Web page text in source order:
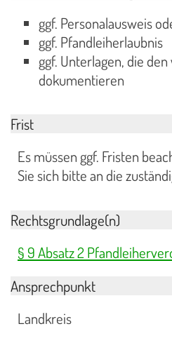
ggf. Personalausweis
ggf. Pfandleiherlaubnis
ggf. Unterlagen, die
dokumentieren
Frist
Es müssen ggf. Fristen
Sie sich bitte an die
Rechtsgrundlage(n)
§ 9 Absatz 2
Ansprechpunkt
Landkreis